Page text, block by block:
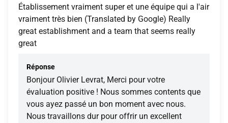
Établissement vraiment super et une équipe qui a l'air
vraiment très bien (Translated by Google) Really
great establishment and a team that seems really
great
Réponse
Bonjour Olivier Levrat, Merci pour votre
évaluation positive ! Nous sommes contents que
vous ayez passé un bon moment avec nous.
Nous travaillons dur pour offrir un excellent